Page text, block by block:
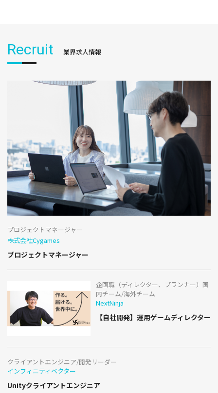
Recruit 業界求人情報
プロジェクトマネージャー
株式会社Cygames
プロジェクトマネージャー
企画職（ディレクター、プランナー）国
内チーム/海外チーム
NextNinja
【自社開発】運用ゲームディレクター
クライアントエンジニア/開発リーダー
インフィニティベクター
Unityクライアントエンジニア